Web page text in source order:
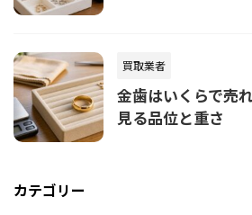
買取業者
金歯はいくらで売
見る品位と重さ
カテゴリー